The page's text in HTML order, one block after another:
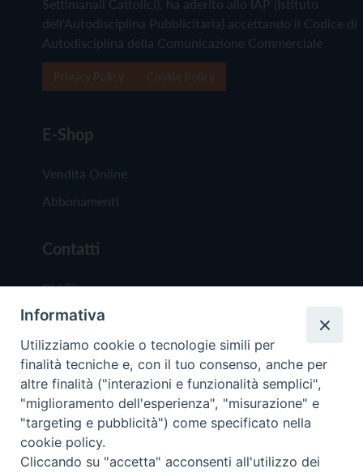
Settimanali Cattolici), ha aderito allo IAP (Istituto
dell'Autodisciplina Pubblicitaria) accettando il Codice di
Autodisciplina della Comunicazione Commerciale
E-Shop
Vendita Online
Abbonamenti
Contatti
Chi Siamo
Redazione
Scrivici
Copyright © 2019 - Tutti i diritti riservati - Vita
Informativa
Utilizziamo cookie o tecnologie simili per
finalità tecniche e, con il tuo consenso, anche per
altre finalità ("interazioni e funzionalità semplici",
"miglioramento dell'esperienza", "misurazione" e
"targeting e pubblicità") come specificato nella
cookie policy.
Cliccando su "accetta" acconsenti all'utilizzo dei